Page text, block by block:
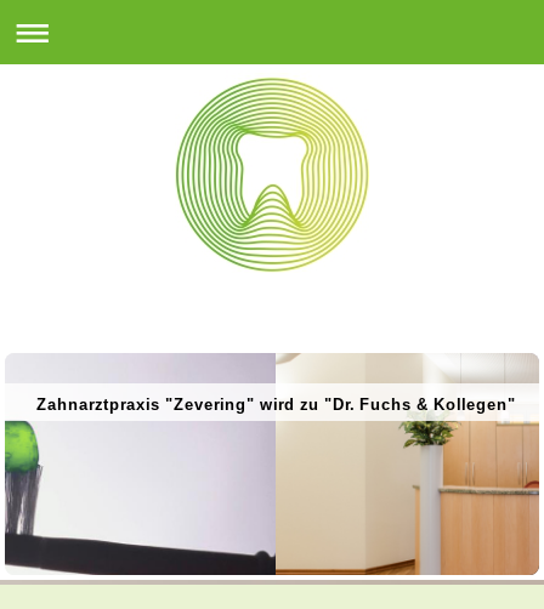
Zahnarztpraxis "Zevering" wird zu "Dr. Fuchs & Kollegen"